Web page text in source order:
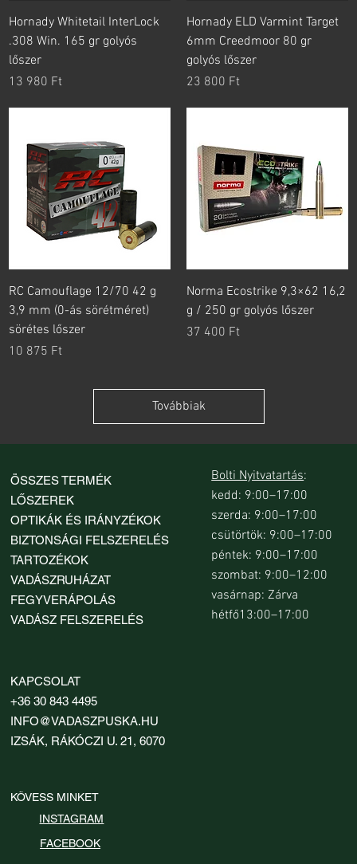
Hornady Whitetail InterLock
.308 Win. 165 gr golyós
lőszer
Ár
13 980 Ft
Hornady ELD Varmint Target
6mm Creedmoor 80 gr
golyós lőszer
Ár
23 800 Ft
RC Camouflage 12/70 42 g
3,9 mm (0-ás sörétméret)
sörétes lőszer
Ár
10 875 Ft
Norma Ecostrike 9,3×62 16,2
g / 250 gr golyós lőszer
Ár
37 400 Ft
Továbbiak
ÖSSZES TERMÉK
LŐSZEREK
OPTIKÁK ÉS IRÁNYZÉKOK
BIZTONSÁGI FELSZERELÉS
TARTOZÉKOK
VADÁSZRUHÁZAT
FEGYVERÁPOLÁS
VADÁSZ FELSZERELÉS
KÖVESS MINKET
INSTAGRAM
FACEBOOK
KAPCSOLAT
+36 30 843 4495
INFO@VADASZPUSKA.HU
IZSÁK, RÁKÓCZI U. 21, 6070
Bolti Nyitvatartás:
kedd: 9:00–17:00
szerda: 9:00–17:00
csütörtök: 9:00–17:00
péntek: 9:00–17:00
szombat: 9:00–12:00
vasárnap: Zárva
hétfő13:00–17:00